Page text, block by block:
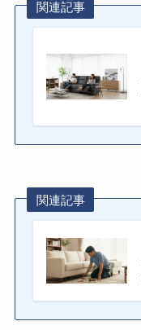
関連記事
関連記事